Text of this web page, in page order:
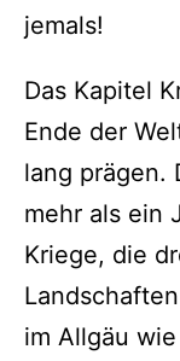
jemals!
Das Kapitel
Ende der
lang prägen.
mehr als ein
Kriege, die
im Allgäu